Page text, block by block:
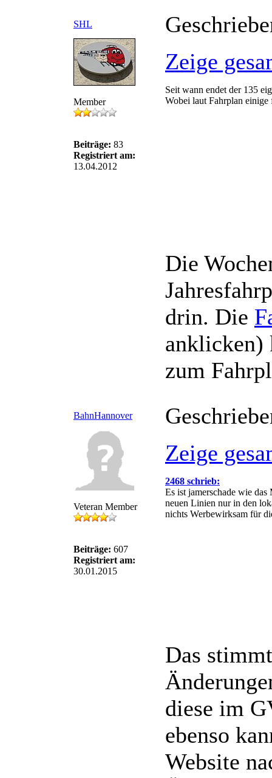
SHL
Member
Beiträge: 83
Registriert am:
13.04.2012
Zeige
Seit wann endet der 135
Wobei laut Fahrplan einige
Die
drin. Die
anklicken)
zum
BahnHannover
Veteran Member
Beiträge: 607
Registriert am:
30.01.2015
Zeige
2468 schrieb:
Es ist jamerschade wie
neuen Linien nur in den
nichts Werbewirksam für
Das
diese im
ebenso
Website